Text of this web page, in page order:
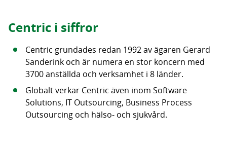
Centric i siffror
Centric grundades redan 1992 av ägaren Gerard
Sanderink och är numera en stor koncern med
3700 anställda och verksamhet i 8 länder.
Globalt verkar Centric även inom Software
Solutions, IT Outsourcing, Business Process
Outsourcing och hälso- och sjukvård.